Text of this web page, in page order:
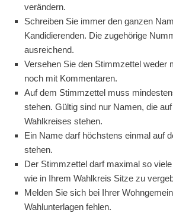
verändern.
Schreiben Sie immer den ganzen
Kandidierenden. Die zugehörige
ausreichend.
Versehen Sie den Stimmzettel weder
noch mit Kommentaren.
Auf dem Stimmzettel muss
stehen. Gültig sind nur Namen, die
Wahlkreises stehen.
Ein Name darf höchstens einmal auf
stehen.
Der Stimmzettel darf maximal so
wie in Ihrem Wahlkreis Sitze zu
Melden Sie sich bei Ihrer
Wahlunterlagen fehlen.